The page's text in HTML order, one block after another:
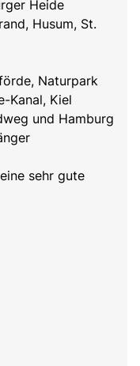
Heide
Husum, St.
Naturpark
Kanal, Kiel
und Hamburg
sehr gute